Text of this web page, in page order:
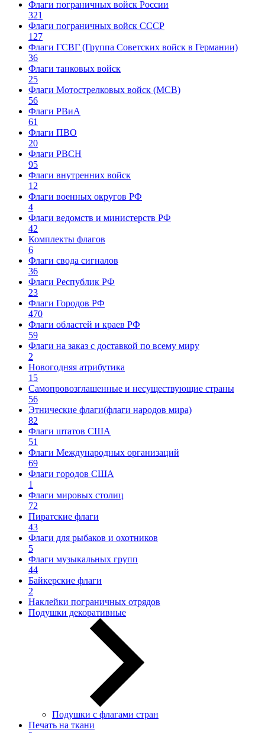
Флаги пограничных войск России
321
Флаги пограничных войск СССР
127
Флаги ГСВГ (Группа Советских войск в Германии)
36
Флаги танковых войск
25
Флаги Мотострелковых войск (МСВ)
56
Флаги РВиА
61
Флаги ПВО
20
Флаги РВСН
95
Флаги внутренних войск
12
Флаги военных округов РФ
4
Флаги ведомств и министерств РФ
42
Комплекты флагов
6
Флаги свода сигналов
36
Флаги Республик РФ
23
Флаги Городов РФ
470
Флаги областей и краев РФ
59
Флаги на заказ с доставкой по всему миру
2
Новогодняя атрибутика
15
Самопровозглашенные и несуществующие страны
56
Этнические флаги(флаги народов мира)
82
Флаги штатов США
51
Флаги Международных организаций
69
Флаги городов США
1
Флаги мировых столиц
72
Пиратские флаги
43
Флаги для рыбаков и охотников
5
Флаги музыкальных групп
44
Байкерские флаги
2
Наклейки пограничных отрядов
Подушки декоративные
Подушки с флагами стран
Печать на ткани